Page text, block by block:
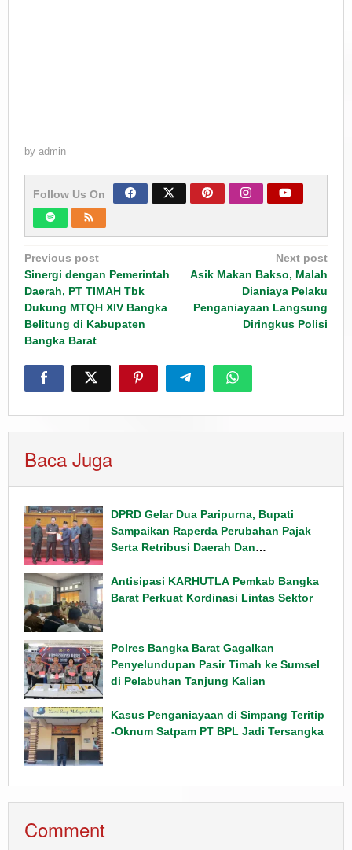
by admin
Follow Us On
Post
navigation
Previous post
Sinergi dengan Pemerintah
Daerah, PT TIMAH Tbk
Dukung MTQH XIV Bangka
Belitung di Kabupaten
Bangka Barat
Next post
Asik Makan Bakso, Malah
Dianiaya Pelaku
Penganiayaan Langsung
Diringkus Polisi
Baca Juga
DPRD Gelar Dua Paripurna, Bupati
Sampaikan Raperda Perubahan Pajak
Serta Retribusi Daerah Dan
Tahun 2026
Antisipasi KARHUTLA Pemkab Bangka
Barat Perkuat Kordinasi Lintas Sektor
Polres Bangka Barat Gagalkan
Penyelundupan Pasir Timah ke Sumsel
di Pelabuhan Tanjung Kalian
Kasus Penganiayaan di Simpang Teritip
-Oknum Satpam PT BPL Jadi Tersangka
Comment